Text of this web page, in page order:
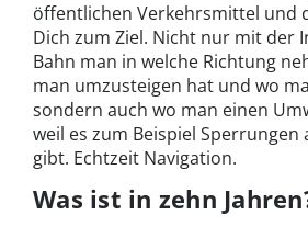
öffentlichen Verkehrsmittel und
Dich zum Ziel. Nicht nur mit der
Bahn man in welche Richtung
man umzusteigen hat und wo
sondern auch wo man einen
weil es zum Beispiel Sperrungen
gibt. Echtzeit Navigation.
Was ist in zehn